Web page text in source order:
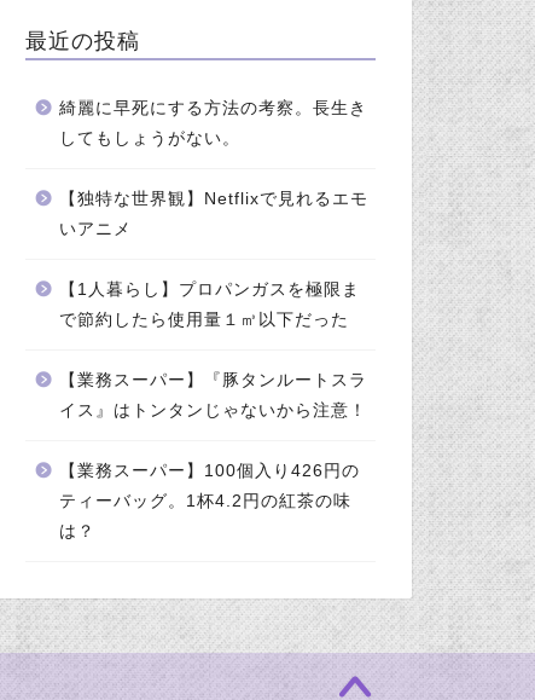
最近の投稿
綺麗に早死にする方法の考察。長生き
してもしょうがない。
【独特な世界観】Netflixで見れるエモ
いアニメ
【1人暮らし】プロパンガスを極限ま
で節約したら使用量１㎥以下だった
【業務スーパー】『豚タンルートスラ
イス』はトンタンじゃないから注意！
【業務スーパー】100個入り426円の
ティーバッグ。1杯4.2円の紅茶の味
は？